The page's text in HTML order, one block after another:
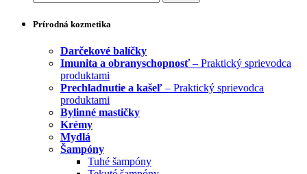
Prírodná kozmetika
Darčekové balíčky
Imunita a obranyschopnosť– Praktický sprievodca
produktami
Prechladnutie a kašeľ – Praktický sprievodca
produktami
Bylinné mastičky
Krémy
Mydlá
Šampóny
Tuhé šampóny